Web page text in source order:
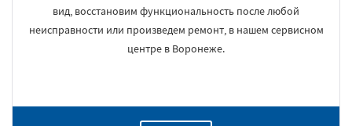
вид, восстановим функциональность после любой
неисправности или произведем ремонт, в нашем сервисном
центре в Воронеже.